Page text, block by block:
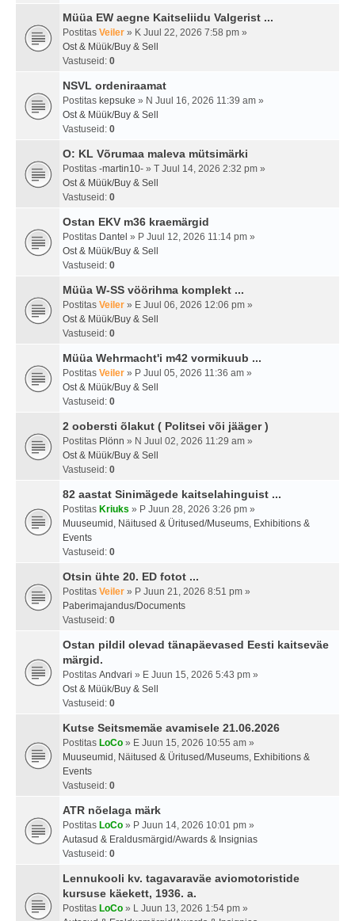
Müüa EW aegne Kaitseliidu Valgerist ...
Postitas Veiler » K Juul 22, 2026 7:58 pm »
Ost & Müük/Buy & Sell
Vastuseid: 0
NSVL ordeniraamat
Postitas kepsuke » N Juul 16, 2026 11:39 am »
Ost & Müük/Buy & Sell
Vastuseid: 0
O: KL Võrumaa maleva mütsimärki
Postitas -martin10- » T Juul 14, 2026 2:32 pm »
Ost & Müük/Buy & Sell
Vastuseid: 0
Ostan EKV m36 kraemärgid
Postitas Dantel » P Juul 12, 2026 11:14 pm »
Ost & Müük/Buy & Sell
Vastuseid: 0
Müüa W-SS vöörihma komplekt ...
Postitas Veiler » E Juul 06, 2026 12:06 pm »
Ost & Müük/Buy & Sell
Vastuseid: 0
Müüa Wehrmacht'i m42 vormikuub ...
Postitas Veiler » P Juul 05, 2026 11:36 am »
Ost & Müük/Buy & Sell
Vastuseid: 0
2 oobersti õlakut ( Politsei või jääger )
Postitas Plönn » N Juul 02, 2026 11:29 am »
Ost & Müük/Buy & Sell
Vastuseid: 0
82 aastat Sinimägede kaitselahinguist ...
Postitas Kriuks » P Juun 28, 2026 3:26 pm »
Muuseumid, Näitused & Üritused/Museums, Exhibitions &
Events
Vastuseid: 0
Otsin ühte 20. ED fotot ...
Postitas Veiler » P Juun 21, 2026 8:51 pm »
Paberimajandus/Documents
Vastuseid: 0
Ostan pildil olevad tänapäevased Eesti kaitseväe
märgid.
Postitas Andvari » E Juun 15, 2026 5:43 pm »
Ost & Müük/Buy & Sell
Vastuseid: 0
Kutse Seitsmemäe avamisele 21.06.2026
Postitas LoCo » E Juun 15, 2026 10:55 am »
Muuseumid, Näitused & Üritused/Museums, Exhibitions &
Events
Vastuseid: 0
ATR nõelaga märk
Postitas LoCo » P Juun 14, 2026 10:01 pm »
Autasud & Eraldusmärgid/Awards & Insignias
Vastuseid: 0
Lennukooli kv. tagavaraväe aviomotoristide
kursuse käekett, 1936. a.
Postitas LoCo » L Juun 13, 2026 1:54 pm »